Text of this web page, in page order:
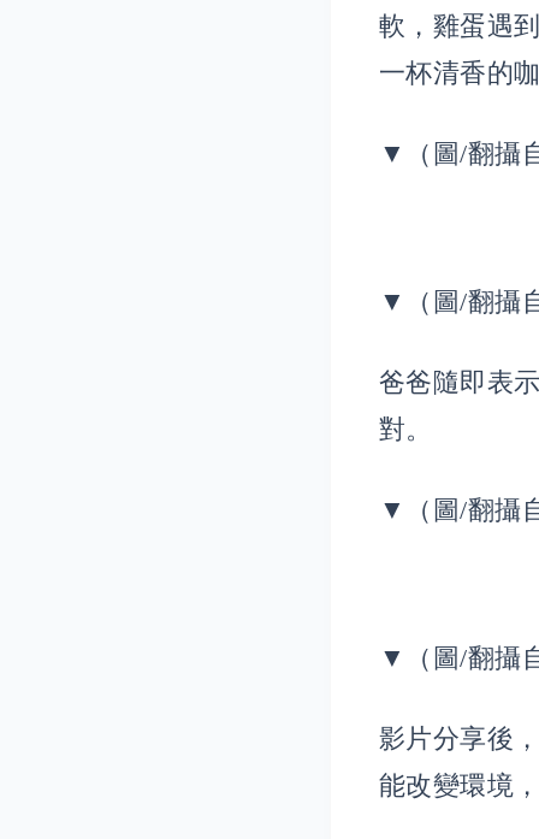
軟，雞蛋遇
一杯清香的
▼（圖/翻攝
▼（圖/翻攝
爸爸隨即表
對。
▼（圖/翻攝
▼（圖/翻攝
影片分享後
能改變環境